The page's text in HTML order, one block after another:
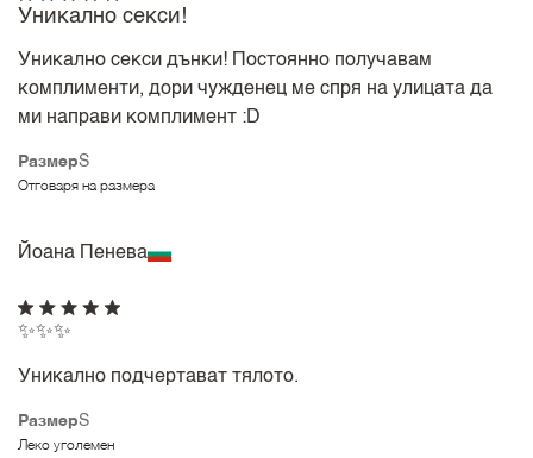
РазмерS
Отговаря на размера
Уникално секси!
Уникално секси дънки! Постоянно получавам
комплименти, дори чужденец ме спря на улицата да
ми направи комплимент :D
Йоана Пенева
РазмерS
Леко уголемен
✨✨✨
Уникално подчертават тялото.